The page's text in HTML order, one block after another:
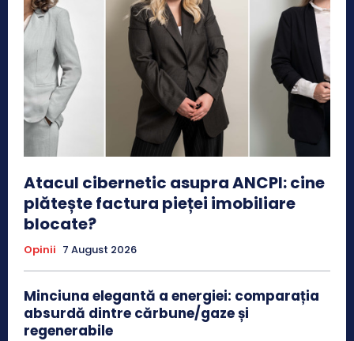
Atacul cibernetic asupra ANCPI: cine
plătește factura pieței imobiliare
blocate?
Opinii 7 August 2026
Minciuna elegantă a energiei: comparația
absurdă dintre cărbune/gaze și
regenerabile